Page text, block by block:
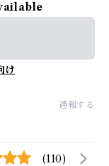
け
通報する
(110)